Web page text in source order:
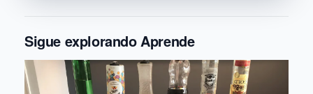
Sigue explorando Aprende